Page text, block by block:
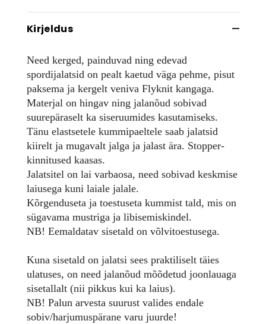
Kirjeldus
Need kerged, painduvad ning edevad
spordijalatsid on pealt kaetud väga pehme, pisut
paksema ja kergelt veniva Flyknit kangaga.
Materjal on hingav ning jalanõud sobivad
suurepäraselt ka siseruumides kasutamiseks.
Tänu elastsetele kummipaeltele saab jalatsid
kiirelt ja mugavalt jalga ja jalast ära. Stopper-
kinnitused kaasas.
Jalatsitel on lai varbaosa, need sobivad keskmise
laiusega kuni laiale jalale.
Kõrgenduseta ja toestuseta kummist tald, mis on
sügavama mustriga ja libisemiskindel.
NB! Eemaldatav sisetald on võlvitoestusega.
Kuna sisetald on jalatsi sees praktiliselt täies
ulatuses, on need jalanõud mõõdetud joonlauaga
sisetallalt (nii pikkus kui ka laius).
NB! Palun arvesta suurust valides endale
sobiv/harjumuspärane varu juurde!